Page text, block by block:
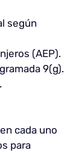
según
(AEP).
9(g).
cada uno
para